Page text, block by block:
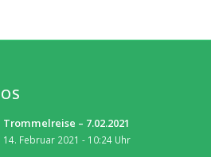
Trommelreise – 7.02.2021
14. Februar 2021 - 10:24 Uhr